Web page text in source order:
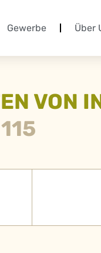
Gewerbe Über
VON